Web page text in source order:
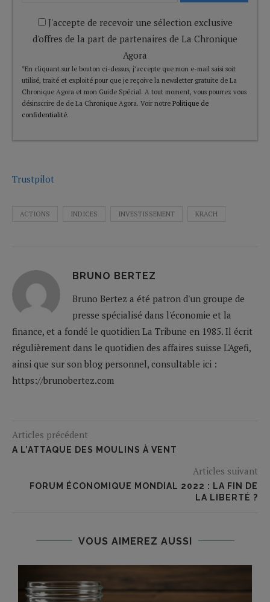
J'accepte de recevoir une sélection exclusive
d'offres de la part de partenaires de La Chronique
Agora
*En cliquant sur le bouton ci-dessus, j’accepte que mon e-mail saisi soit
utilisé, traité et exploité pour que je reçoive la newsletter gratuite de La
Chronique Agora et mon Guide Spécial. A tout moment, vous pourrez vous
désinscrire de de La Chronique Agora. Voir notre Politique de
confidentialité.
Trustpilot
ACTIONS INDICES INVESTISSEMENT KRACH
BRUNO BERTEZ
Bruno Bertez a été patron d'un groupe de
presse spécialisé dans l'économie et la
finance, et a fondé le quotidien La Tribune en 1985. Il écrit
régulièrement dans le quotidien des affaires suisse L'Agefi,
ainsi que sur son blog personnel, consultable ici :
https://brunobertez.com
Articles précédent
A L’ATTAQUE DES MOULINS À VENT
Articles suivant
FORUM ÉCONOMIQUE MONDIAL 2022 : LA FIN DE
LA LIBERTÉ ?
VOUS AIMEREZ AUSSI